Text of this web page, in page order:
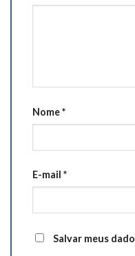
Nome*
E-mail *
Salvar meus